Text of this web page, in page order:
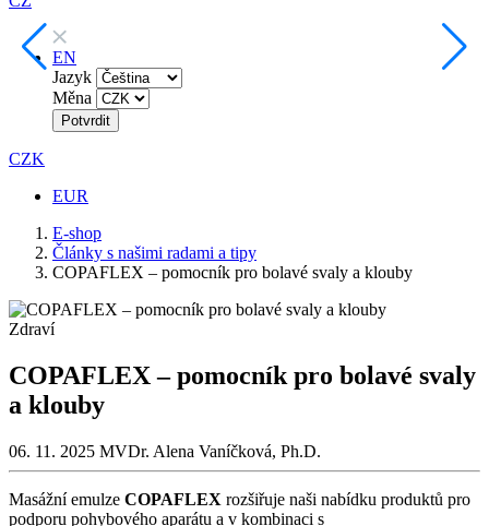
EN
Jazyk
Měna
Potvrdit
CZK
EUR
E-shop
Články s našimi radami a tipy
COPAFLEX – pomocník pro bolavé svaly a klouby
Zdraví
COPAFLEX – pomocník pro bolavé svaly
a klouby
06. 11. 2025 MVDr. Alena Vaníčková, Ph.D.
Masážní emulze COPAFLEX rozšiřuje naši nabídku produktů pro
podporu pohybového aparátu a v kombinaci s